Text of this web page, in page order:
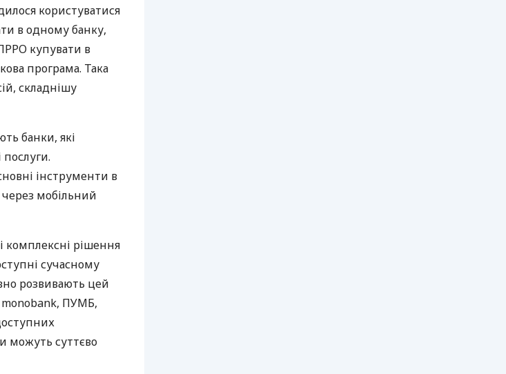
користуватися
в одному банку,
купувати в
програма. Така
складнішу
банки, які
інструменти в
мобільний
рішення
сучасному
розвивають цей
monobank, ПУМБ,
можуть суттєво